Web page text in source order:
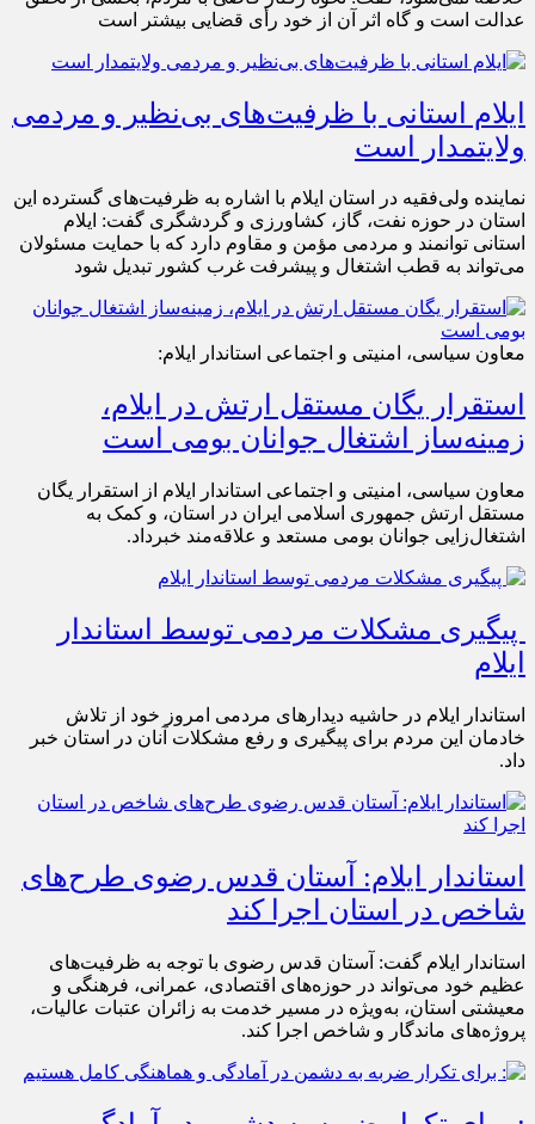
عدالت است و گاه اثر آن از خود رأی قضایی بیشتر است
ایلام استانی با ظرفیت‌های بی‌نظیر و مردمی
ولایتمدار است
نماینده ولی‌فقیه در استان ایلام با اشاره به ظرفیت‌های گسترده این
استان در حوزه نفت، گاز، کشاورزی و گردشگری گفت: ایلام
استانی توانمند و مردمی مؤمن و مقاوم دارد که با حمایت مسئولان
می‌تواند به قطب اشتغال و پیشرفت غرب کشور تبدیل شود
معاون سیاسی، امنیتی و اجتماعی استاندار ایلام:
استقرار یگان مستقل ارتش در ایلام،
زمینه‌ساز اشتغال جوانان بومی است
معاون سیاسی، امنیتی و اجتماعی استاندار ایلام از استقرار یگان
مستقل ارتش جمهوری اسلامی ایران در استان، و کمک به
اشتغال‌زایی جوانان بومی مستعد و علاقه‌مند خبرداد.
پیگیری مشکلات مردمی توسط استاندار
ایلام
استاندار ایلام در حاشیه دیدارهای مردمی امروز خود از تلاش
خادمان این مردم برای پیگیری و رفع مشکلات آنان در استان خبر
داد.
استاندار ایلام: آستان قدس رضوی طرح‌های
شاخص در استان اجرا کند
استاندار ایلام گفت: آستان قدس رضوی با توجه به ظرفیت‌های
عظیم خود می‌تواند در حوزه‌های اقتصادی، عمرانی، فرهنگی و
معیشتی استان، به‌ویژه در مسیر خدمت به زائران عتبات عالیات،
پروژه‌های ماندگار و شاخص اجرا کند.